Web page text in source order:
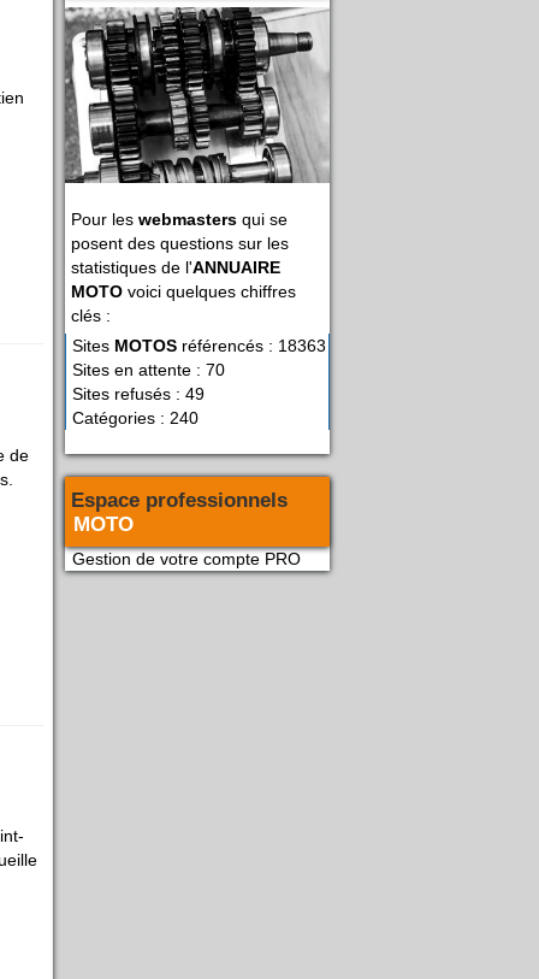
Pour les webmasters qui se
posent des questions sur les
statistiques de l'ANNUAIRE
MOTO voici quelques chiffres
clés :
Sites MOTOS référencés : 18363
Sites en attente : 70
Sites refusés : 49
Catégories : 240
Espace professionnels
MOTO
Gestion de votre compte PRO
de